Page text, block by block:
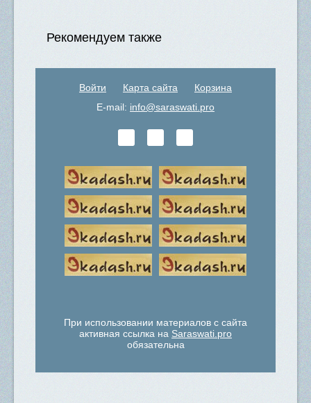
Рекомендуем также
Войти Карта сайта
Корзина
E-mail: info@saraswati.pro
При использовании материалов с сайта
активная ссылка на Saraswati.pro
обязательна